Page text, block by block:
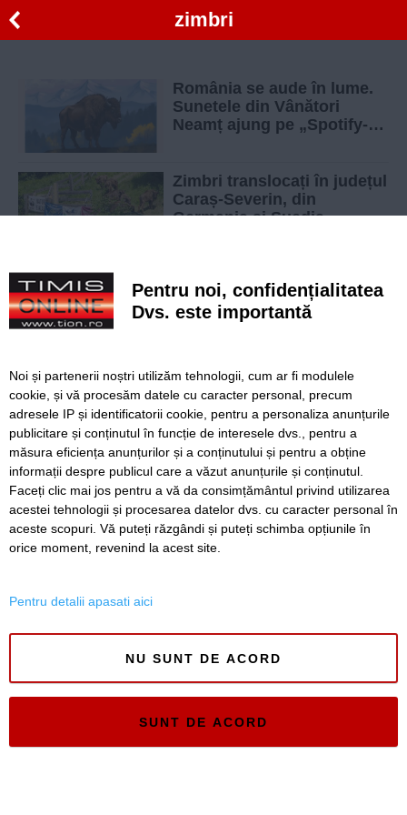
zimbri
România se aude în lume.
Sunetele din Vânători
Neamț ajung pe „Spotify-ul
Zimbri translocați în județul
Caraș-Severin, din
Germania și Suedia.
spectaculoase cu zimbri în
libertate, surprinse în
pădurile din România
SERVICII Redactia
Folosinta Cookie-urilor
Termeni si conditii de utilizare
Politica de confidentialitate
Regulament postare și moderare comentarii
Timiș Online
ISSN 3008-2323
Pentru noi, confidențialitatea
Dvs. este importantă
Noi și partenerii noștri utilizăm tehnologii, cum ar fi modulele
cookie, și vă procesăm datele cu caracter personal, precum
adresele IP și identificatorii cookie, pentru a personaliza anunțurile
publicitare și conținutul în funcție de interesele dvs., pentru a
măsura eficiența anunțurilor și a conținutului și pentru a obține
informații despre publicul care a văzut anunțurile și conținutul.
Faceți clic mai jos pentru a vă da consimțământul privind utilizarea
acestei tehnologii și procesarea datelor dvs. cu caracter personal în
aceste scopuri. Vă puteți răzgândi și puteți schimba opțiunile în
orice moment, revenind la acest site.
Pentru detalii apasati aici
NU SUNT DE ACORD
SUNT DE ACORD